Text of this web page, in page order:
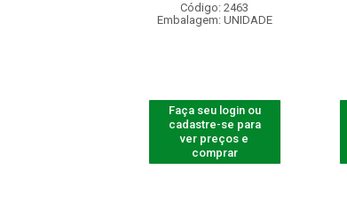
Código: 2463
Embalagem: UNIDADE
Faça seu login ou
cadastre-se para
ver preços e
comprar